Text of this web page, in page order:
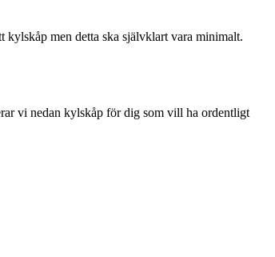
men detta ska självklart vara minimalt.
vi nedan kylskåp för dig som vill ha ordentligt